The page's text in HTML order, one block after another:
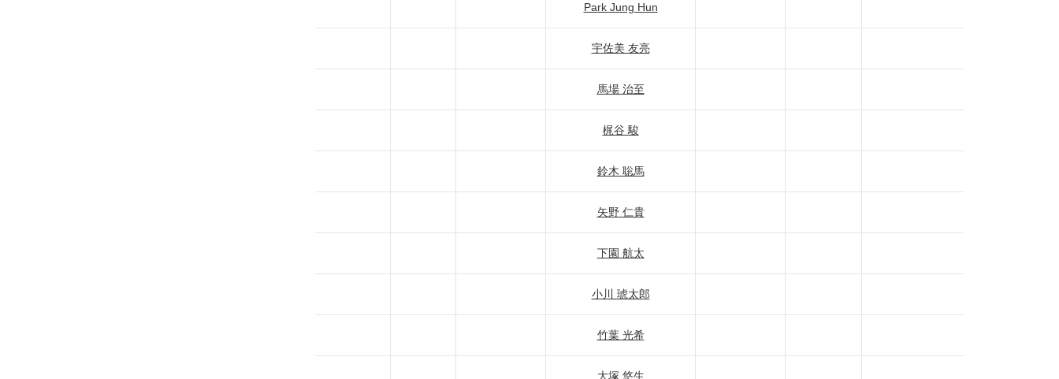
Park Jung Hun
宇佐美 友亮
馬場 治至
梶谷 駿
鈴木 聡馬
矢野 仁貴
下園 航太
小川 琥太郎
竹葉 光希
大塚 悠生